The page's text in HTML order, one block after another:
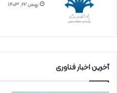
بهمن ۲۲, ۱۴۰۳
آخرین اخبار فناوری